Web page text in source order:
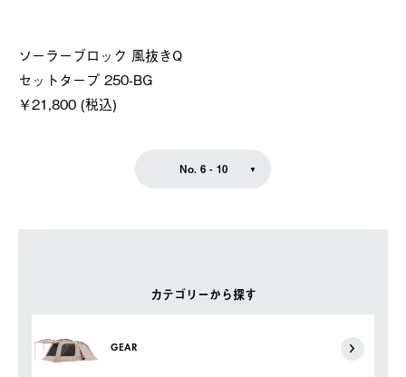
カテゴリーから探す
GEAR
ソーラーブロック 風抜きQ
セットタープ 250-BG
￥21,800 (税込)
No. 6 - 10